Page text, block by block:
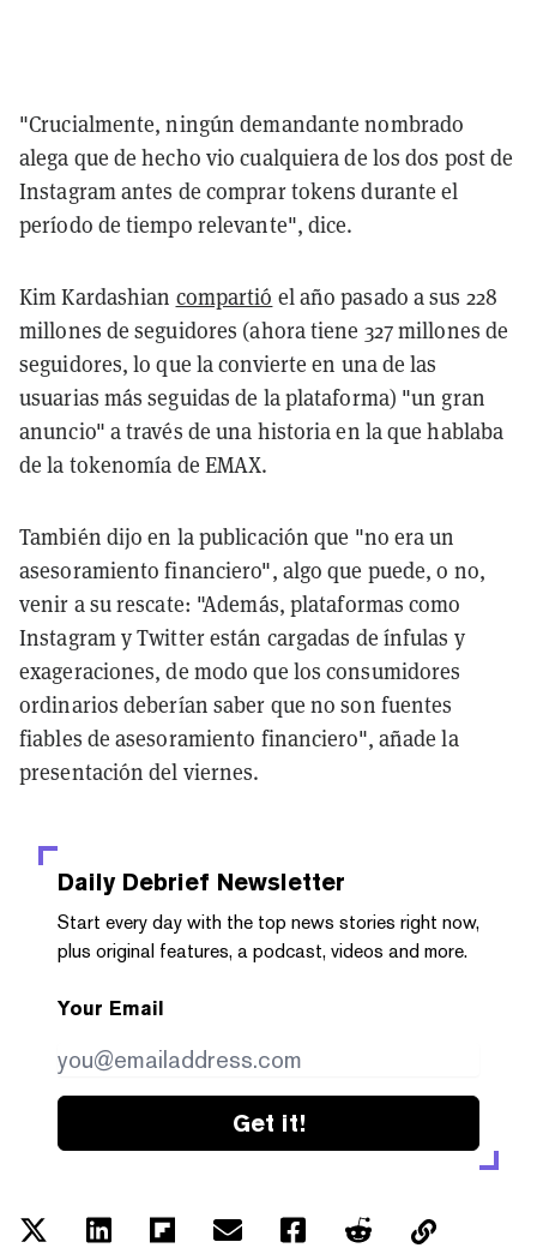
"Crucialmente, ningún demandante nombrado
alega que de hecho vio cualquiera de los dos post de
Instagram antes de comprar tokens durante el
período de tiempo relevante", dice.
Kim Kardashian compartió el año pasado a sus 228
millones de seguidores (ahora tiene 327 millones de
seguidores, lo que la convierte en una de las
usuarias más seguidas de la plataforma) "un gran
anuncio" a través de una historia en la que hablaba
de la tokenomía de EMAX.
También dijo en la publicación que "no era un
asesoramiento financiero", algo que puede, o no,
venir a su rescate: "Además, plataformas como
Instagram y Twitter están cargadas de ínfulas y
exageraciones, de modo que los consumidores
ordinarios deberían saber que no son fuentes
fiables de asesoramiento financiero", añade la
presentación del viernes.
Daily Debrief Newsletter
Start every day with the top news stories right now,
plus original features, a podcast, videos and more.
Your Email
Get it!